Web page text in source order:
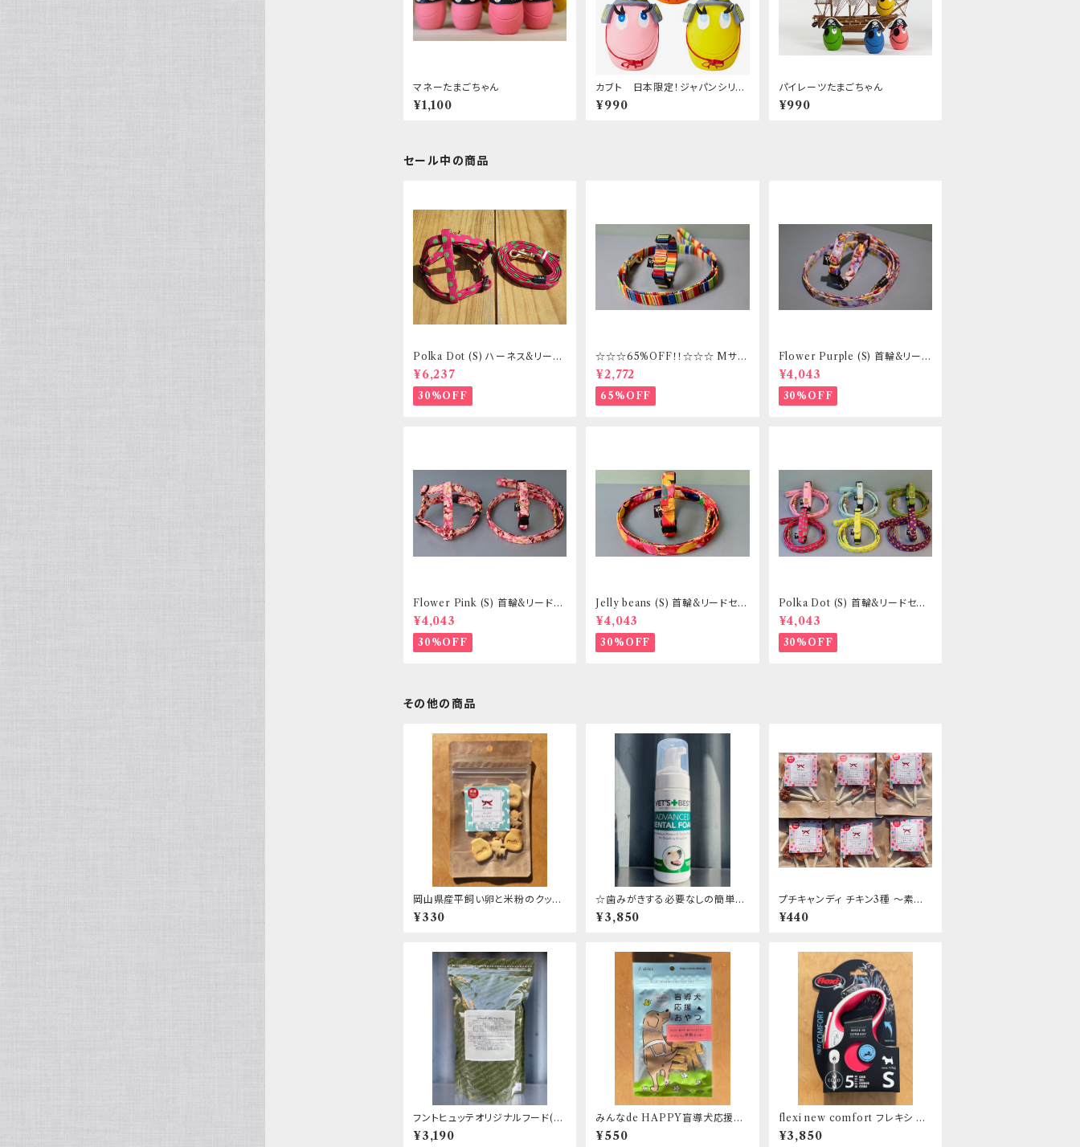
マネーたまごちゃん
¥1,100
カブト 日本限定！ジャパンシリー
ズ！
¥990
パイレーツたまごちゃん
¥990
セール中の商品
Polka Dot (S) ハーネス&リード
セット _ フントヒュッテオリジナル
¥6,237
30%OFF
☆☆☆65%OFF！！☆☆☆ Mサイ
ズ 首輪&リードセット _ フントヒュ
ッテオリジナル
¥2,772
65%OFF
Flower Purple (S) 首輪&リード
セット _ 小型犬・小柄な中型犬向
き _ フントヒュッテオリジナル
¥4,043
30%OFF
Flower Pink (S) 首輪&リードセ
ット _ 小型犬・小柄な中型犬向き
_ フントヒュッテオリジナル
¥4,043
30%OFF
Jelly beans (S) 首輪&リードセッ
ト _ 小型犬・小柄な中型犬向き _
フントヒュッテオリジナル
¥4,043
30%OFF
Polka Dot (S) 首輪&リードセッ
ト _ 小型犬・小柄な中型犬向き _
フントヒュッテオリジナル
¥4,043
30%OFF
その他の商品
岡山県産平飼い卵と米粉のクッキ
ー ～ヤギミルク～
¥330
☆歯みがきする必要なしの簡単デ
ンタルケア！！☆ VET'S BEST デ
ンタルフォーム
¥3,850
プチキャンディ チキン3種 ～素材1
00％仕上げ～
¥440
フントヒュッテオリジナルフード(製
造協力:吉岡油糧)
¥3,190
みんなde HAPPY盲導犬応援お
やつ かぼちゃの米粉クッキー
¥550
flexi new comfort フレキシ リ
ード ニューコンフォート コード5
ｍ S
¥3,850